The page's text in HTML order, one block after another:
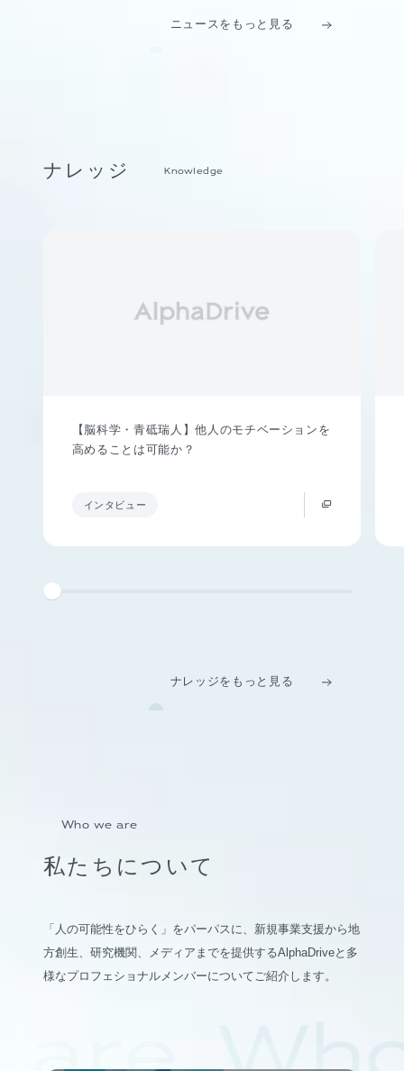
ニュースをもっと見る
ナレッジ Knowledge
【脳科学・青砥瑞人】他人のモチベーションを
高めることは可能か？
インタビュー
ナレッジをもっと見る
Who we are
私たちについて
「人の可能性をひらく」をパーパスに、新規事業支援から地
方創生、研究機関、メディアまでを提供するAlphaDriveと多
様なプロフェショナルメンバーについてご紹介します。